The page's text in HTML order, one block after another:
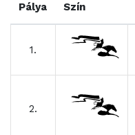
Pálya Szín
1.
2.